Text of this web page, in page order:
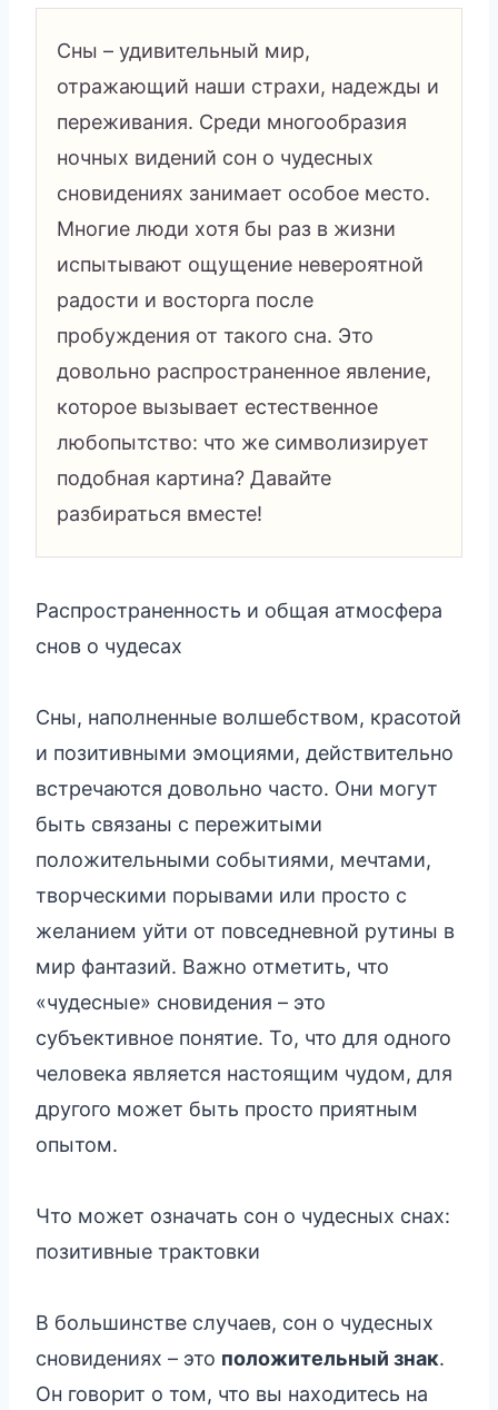
Сны – удивительный мир,
отражающий наши страхи, надежды и
переживания. Среди многообразия
ночных видений сон о чудесных
сновидениях занимает особое место.
Многие люди хотя бы раз в жизни
испытывают ощущение невероятной
радости и восторга после
пробуждения от такого сна. Это
довольно распространенное явление,
которое вызывает естественное
любопытство: что же символизирует
подобная картина? Давайте
разбираться вместе!
Распространенность и общая атмосфера
снов о чудесах
Сны, наполненные волшебством, красотой
и позитивными эмоциями, действительно
встречаются довольно часто. Они могут
быть связаны с пережитыми
положительными событиями, мечтами,
творческими порывами или просто с
желанием уйти от повседневной рутины в
мир фантазий. Важно отметить, что
«чудесные» сновидения – это
субъективное понятие. То, что для одного
человека является настоящим чудом, для
другого может быть просто приятным
опытом.
Что может означать сон о чудесных снах:
позитивные трактовки
В большинстве случаев, сон о чудесных
сновидениях – это положительный знак.
Он говорит о том, что вы находитесь на